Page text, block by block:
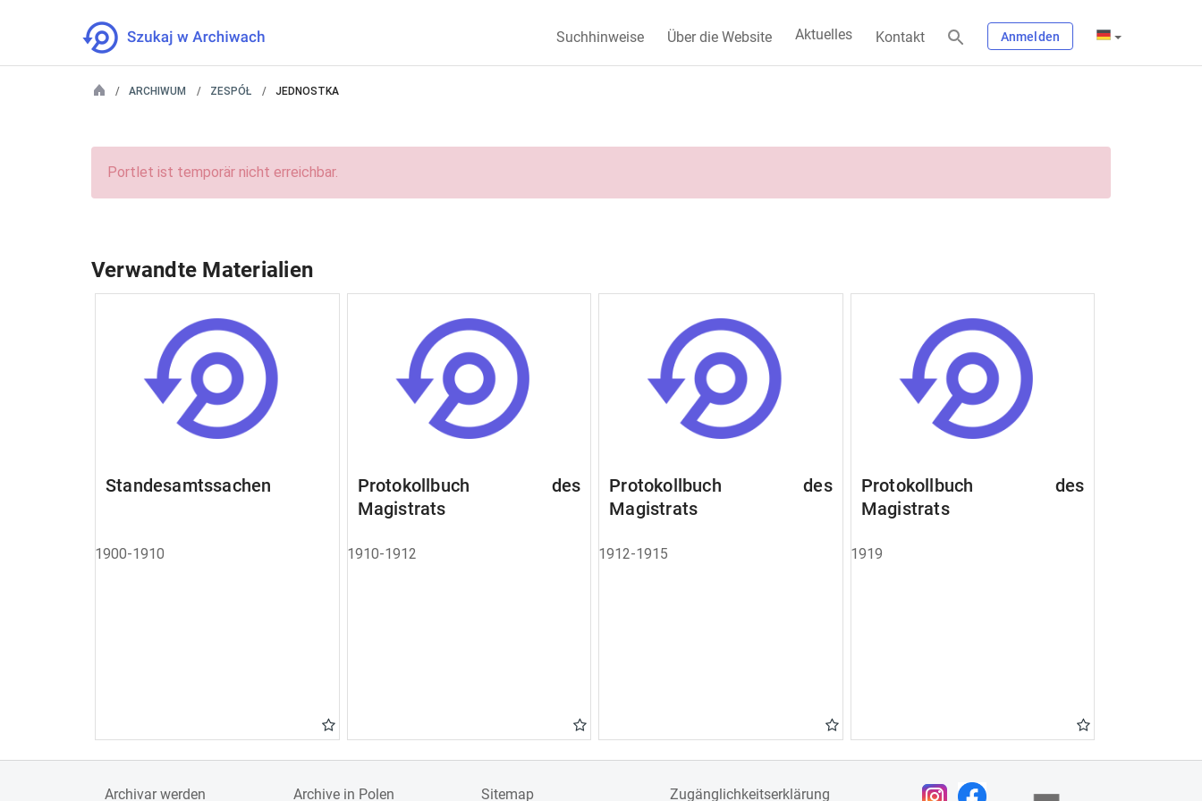
Suchhinweise Über die Website Aktuelles Kontakt Anmelden
ARCHIWUM ZESPÓŁ JEDNOSTKA
Portlet ist temporär nicht erreichbar.
Verwandte Materialien
Standesamtssachen
1900-1910
Protokollbuch des
Magistrats
1910-1912
Protokollbuch des
Magistrats
1912-1915
Protokollbuch des
Magistrats
1919
Archivar werden Archive in Polen Sitemap Zugänglichkeitserklärung